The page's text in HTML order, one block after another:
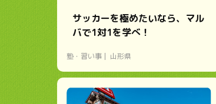
サッカーを極めたいなら、マル
バで1対1を学べ！
塾・習い事 山形県